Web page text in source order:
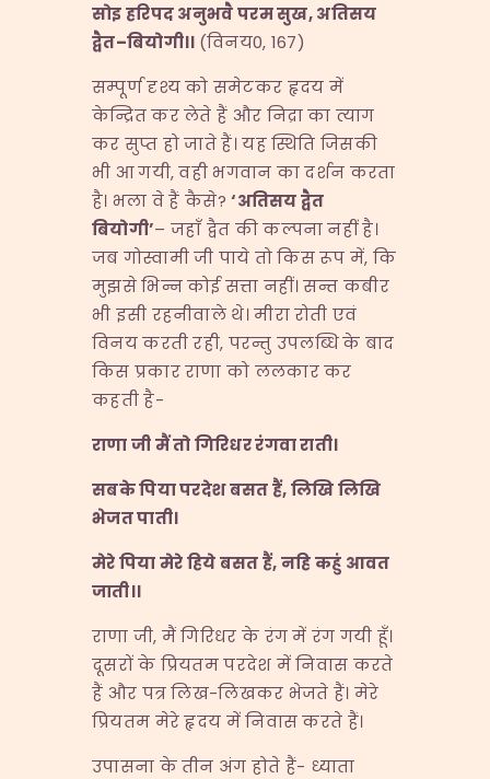
सोइ हरिपद अनुभवै परम सुख,अतिसय
द्वैत–बियोगी।। (विनय0, 167)
सम्पूर्ण दृश्य को समेटकर हृदय में
केन्द्रित कर लेते हैं और निद्रा का त्याग
कर सुप्त हो जाते हैं। यह स्थिति जिसकी
भी आ गयी, वही भगवान का दर्शन करता
है। भला वे हैं कैसे?‘अतिसय द्वैत
बियोगी’– जहाँ द्वैत की कल्पना नहीं है।
जब गोस्वामी जी पाये तो किस रूप में, कि
मुझसे भिन्न कोई सत्ता नहीं। सन्त कबीर
भी इसी रहनीवाले थे। मीरा रोती एवं
विनय करती रही, परन्तु उपलब्धि के बाद
किस प्रकार राणा को ललकार कर
कहती है-
राणा जी मैं तो गिरिधर रंगवा राती।
सबके पिया परदेश बसत हैं,लिखि लिखि
भेजत पाती।
मेरे पिया मेरे हिये बसत हैं,नहि कहुं आवत
जाती।।
राणा जी, मैं गिरिधर के रंग में रंग गयी हूँ।
दूसरों के प्रियतम परदेश में निवास करते
हैं और पत्र लिख-लिखकर भेजते हैं। मेरे
प्रियतम मेरे हृदय में निवास करते हैं।
उपासना के तीन अंग होते हैं- ध्याता